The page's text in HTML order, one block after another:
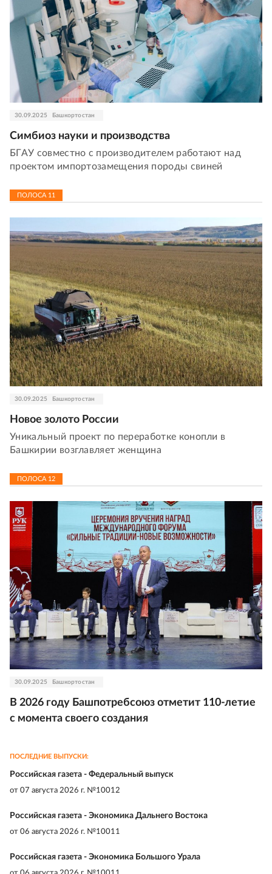
30.09.2025 Башкортостан
Симбиоз науки и производства
БГАУ совместно с производителем работают над
проектом импортозамещения породы свиней
ПОЛОСА 11
30.09.2025 Башкортостан
Новое золото России
Уникальный проект по переработке конопли в
Башкирии возглавляет женщина
ПОЛОСА 12
30.09.2025 Башкортостан
В 2026 году Башпотребсоюз отметит 110-летие
с момента своего создания
ПОСЛЕДНИЕ ВЫПУСКИ:
Российская газета - Федеральный выпуск
от 07 августа 2026 г. №10012
Российская газета - Экономика Дальнего Востока
от 06 августа 2026 г. №10011
Российская газета - Экономика Большого Урала